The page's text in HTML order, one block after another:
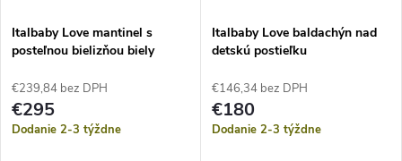
Italbaby Love mantinel s
posteľnou bielizňou biely
€239,84 bez DPH
€295
Dodanie 2-3 týždne
Italbaby Love baldachýn nad
detskú postieľku
€146,34 bez DPH
€180
Dodanie 2-3 týždne